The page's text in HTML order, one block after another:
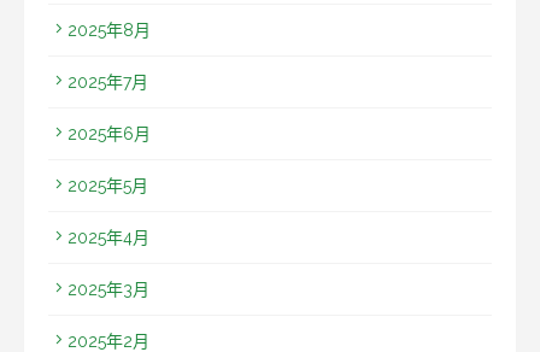
2025年8月
2025年7月
2025年6月
2025年5月
2025年4月
2025年3月
2025年2月